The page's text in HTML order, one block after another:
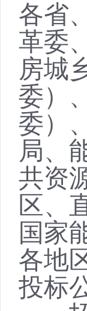
各省
革委
房城
委）
委）
局、
共资
区、
国家
各地
投标